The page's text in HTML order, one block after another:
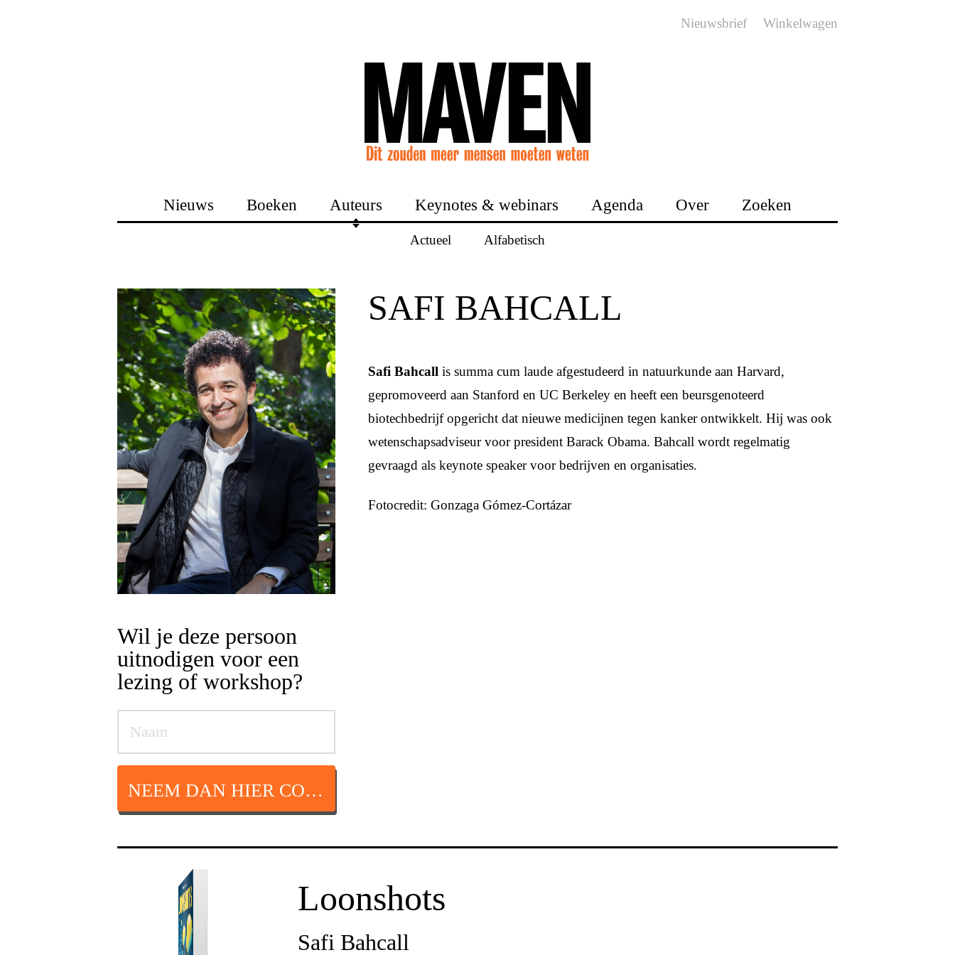
Nieuwsbrief Winkelwagen
Nieuws Boeken Auteurs
Actueel Alfabetisch
Keynotes & webinars Agenda Over Zoeken
Wil je deze persoon
uitnodigen voor een
lezing of workshop?
NEEM DAN HIER CONTACT OP
SAFI BAHCALL
Safi Bahcall is summa cum laude afgestudeerd in natuurkunde aan Harvard,
gepromoveerd aan Stanford en UC Berkeley en heeft een beursgenoteerd
biotechbedrijf opgericht dat nieuwe medicijnen tegen kanker ontwikkelt. Hij was ook
wetenschapsadviseur voor president Barack Obama. Bahcall wordt regelmatig
gevraagd als keynote speaker voor bedrijven en organisaties.
Fotocredit: Gonzaga Gómez-Cortázar
Loonshots
Safi Bahcall